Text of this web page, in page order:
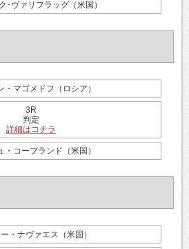
･ヴァリフラッグ（米国）
・マゴメドフ（ロシア）
3R
判定
詳細はコチラ
・コープランド（米国）
・ナヴァエス（米国）